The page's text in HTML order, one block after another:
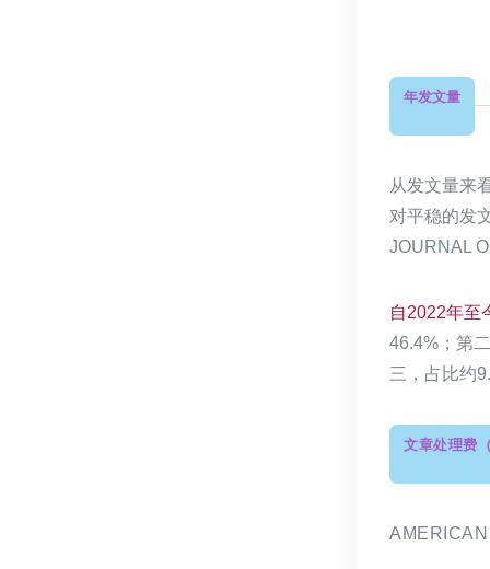
年发文量
从发文量来
对平稳的发
JOURNAL
自2022年至
46.4%；第
三，占比约
文章处理费